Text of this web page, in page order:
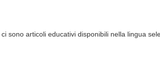
sono articoli educativi disponibili nella lingua